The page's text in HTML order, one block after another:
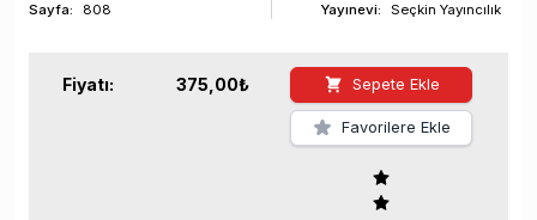
Sayfa: 808
Yayınevi:
Seçkin Yayıncılık
Fiyatı: 375,00₺ Sepete Ekle
Favorilere Ekle